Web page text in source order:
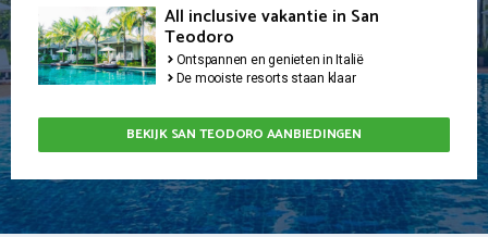
All inclusive vakantie in San
Teodoro
Ontspannen en genieten in Italië
De mooiste resorts staan klaar
BEKIJK SAN TEODORO AANBIEDINGEN